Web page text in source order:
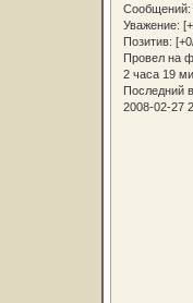
Сообщений:
Уважение:
Позитив:
Провел на
2 часа 19
Последний
2008-02-27